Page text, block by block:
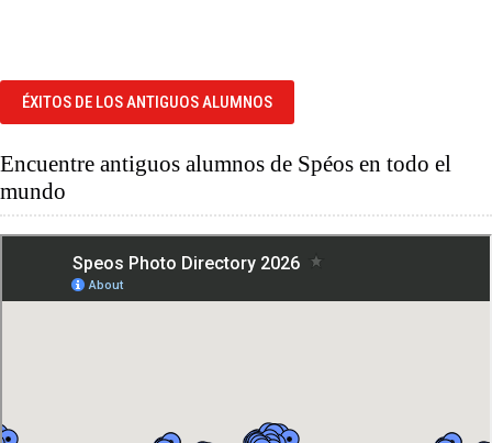
ÉXITOS DE LOS ANTIGUOS ALUMNOS
Encuentre antiguos alumnos de Spéos en todo el
mundo